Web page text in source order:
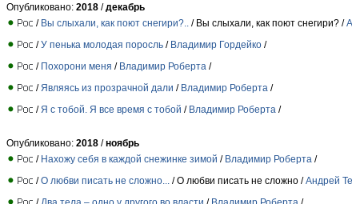
Опубликовано: 2018 /декабрь
/ Вы слыхали, как поют снегири?.. / Вы слыхали, как поют снегири? /
/У пенька молодая поросль / Владимир Гордейко /
/ Похорони меня / Владимир Роберта /
/ Являясь из прозрачной дали / Владимир Роберта /
/ Я с тобой. Я все время с тобой / Владимир Роберта /
Опубликовано: 2018 /ноябрь
/ Нахожу себя в каждой снежинке зимой / Владимир Роберта /
/О любви писать не сложно... / О любви писать не сложно /Андрей